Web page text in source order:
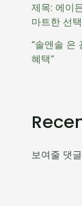
제목: 에이
마트한 선택
“솔앤솔 은
혜택”
보여줄 댓